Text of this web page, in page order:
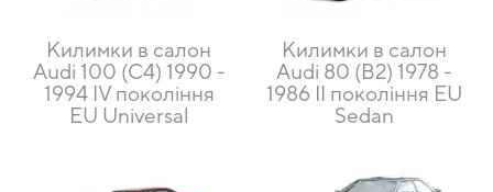
Килимки в салон
Audi 100 (C4) 1990 -
1994 IV покоління
EU Universal
Килимки в салон
Audi 80 (B2) 1978 -
1986 II покоління EU
Sedan